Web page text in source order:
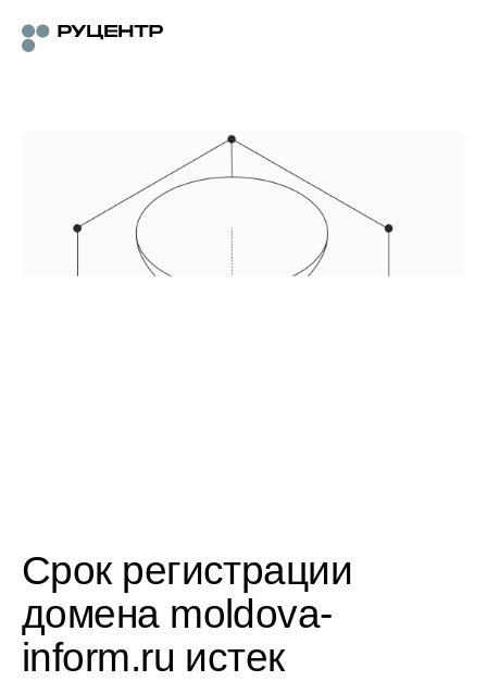
Срок регистрации
домена moldova-
inform.ru истек